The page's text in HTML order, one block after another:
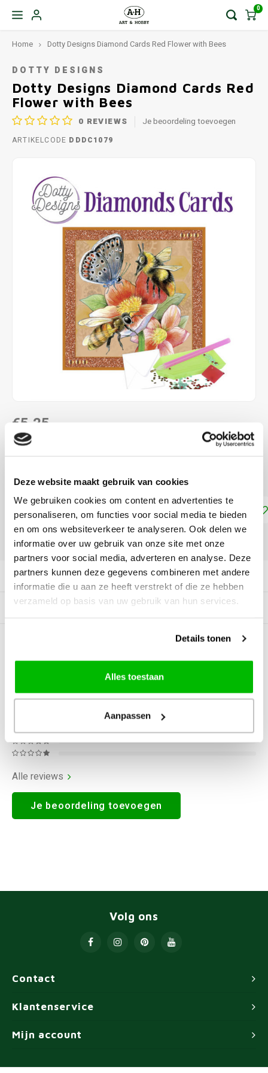
Deze website maakt gebruik van cookies
We gebruiken cookies om content en advertenties te
personaliseren, om functies voor social media te bieden
en om ons websiteverkeer te analyseren. Ook delen we
informatie over uw gebruik van onze site met onze
partners voor social media, adverteren en analyse. Deze
partners kunnen deze gegevens combineren met andere
informatie die u aan ze heeft verstrekt of die ze hebben
verzameld op basis van uw gebruik van hun services.
Details tonen
Alles toestaan
Aanpassen
0
Home Dotty Designs Diamond Cards Red Flower with Bees
DOTTY DESIGNS
Dotty Designs Diamond Cards Red
Flower with Bees
0 REVIEWS Je beoordeling toevoegen
ARTIKELCODE DDDC1079
€5,25
DIRECT LEVERBAAR
ca. 15 x 15 cm Lees meer
Toevoegen aan winkelwagen
DELEN:
Productomschrijving
Gerelateerde producten
BEOORDELINGEN
Alle reviews
Je beoordeling toevoegen
Contact
Volg ons
Klantenservice
Mijn account